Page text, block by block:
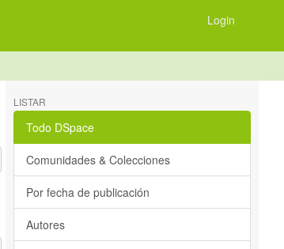
Login
LISTAR
Todo DSpace
Comunidades & Colecciones
Por fecha de publicación
Autores